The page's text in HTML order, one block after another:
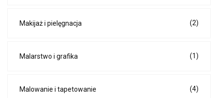
Makijaż i pielęgnacja (2)
Malarstwo i grafika (1)
Malowanie i tapetowanie (4)